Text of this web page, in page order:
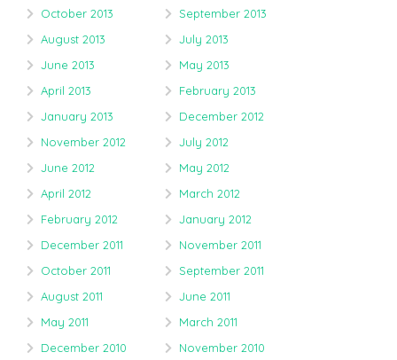
October 2013
September 2013
August 2013
July 2013
June 2013
May 2013
April 2013
February 2013
January 2013
December 2012
November 2012
July 2012
June 2012
May 2012
April 2012
March 2012
February 2012
January 2012
December 2011
November 2011
October 2011
September 2011
August 2011
June 2011
May 2011
March 2011
December 2010
November 2010